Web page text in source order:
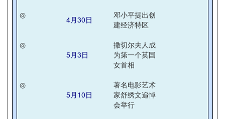
◎
4月30日
邓小平提出创
建经济特区
◎
5月3日
撒切尔夫人成
为第一个英国
女首相
◎
5月10日
著名电影艺术
家舒绣文追悼
会举行